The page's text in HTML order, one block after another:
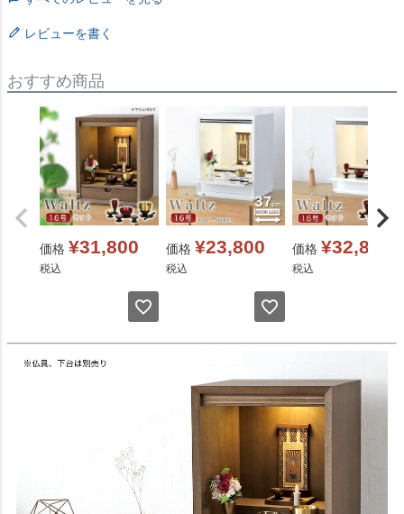
レビューを書く
おすすめ商品
価格 ¥31,800
税込
価格 ¥23,800
税込
価格 ¥32,800
税込